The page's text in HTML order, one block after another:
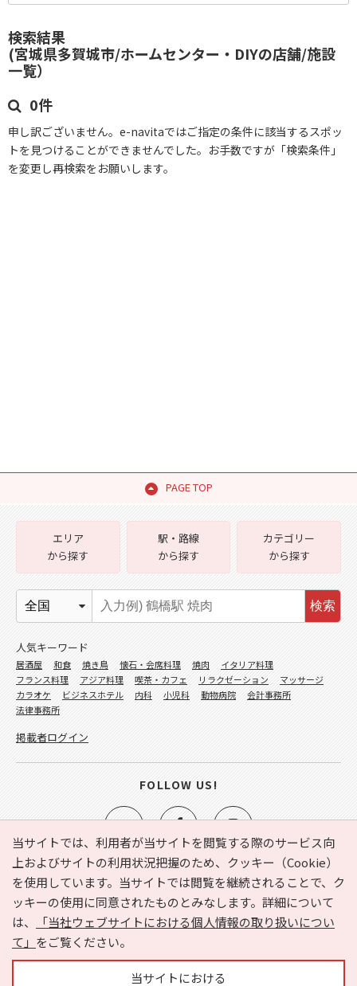
検索結果
(宮城県多賀城市/ホームセンター・DIYの店舗/施設
一覧）
0件
申し訳ございません。e-navitaではご指定の条件に該当するスポッ
トを見つけることができませんでした。お手数ですが「検索条件」
を変更し再検索をお願いします。
PAGE TOP
当サイトでは、利用者が当サイトを閲覧する際のサービス向
上およびサイトの利用状況把握のため、クッキー（Cookie）
を使用しています。当サイトでは閲覧を継続されることで、ク
ッキーの使用に同意されたものとみなします。詳細について
は、
「当社ウェブサイトにおける個人情報の取り扱いについ
て」 をご覧ください。
当サイトにおける
e-NAVITA（イーナビタ）とは？ お気に入り
ヘルプ
利用規約
個人情報の取り扱いについて
運営会社
サイトマップ
広告掲載に関するお問い合わせ
エリア
から探す
駅・路線
から探す
カテゴリー
から探す
検索
人気キーワード
居酒屋 和食 焼き鳥 懐石・会席料理 焼肉
イタリア料理
フランス料理
アジア料理 喫茶・カフェ リラクゼーション
マッサージ
カラオケ
ビジネスホテル 内科 小児科 動物病院
会計事務所
法律事務所
掲載者ログイン
FOLLOW US!